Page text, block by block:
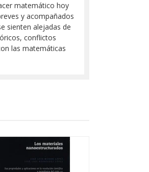
matemático hoy
y acompañados
sienten alejadas de
conflictos
las matemáticas